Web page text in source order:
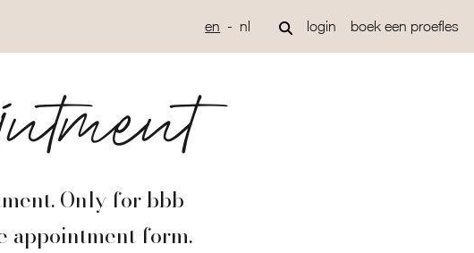
en nl login boek een proefles
Only for bbb
appointment form.